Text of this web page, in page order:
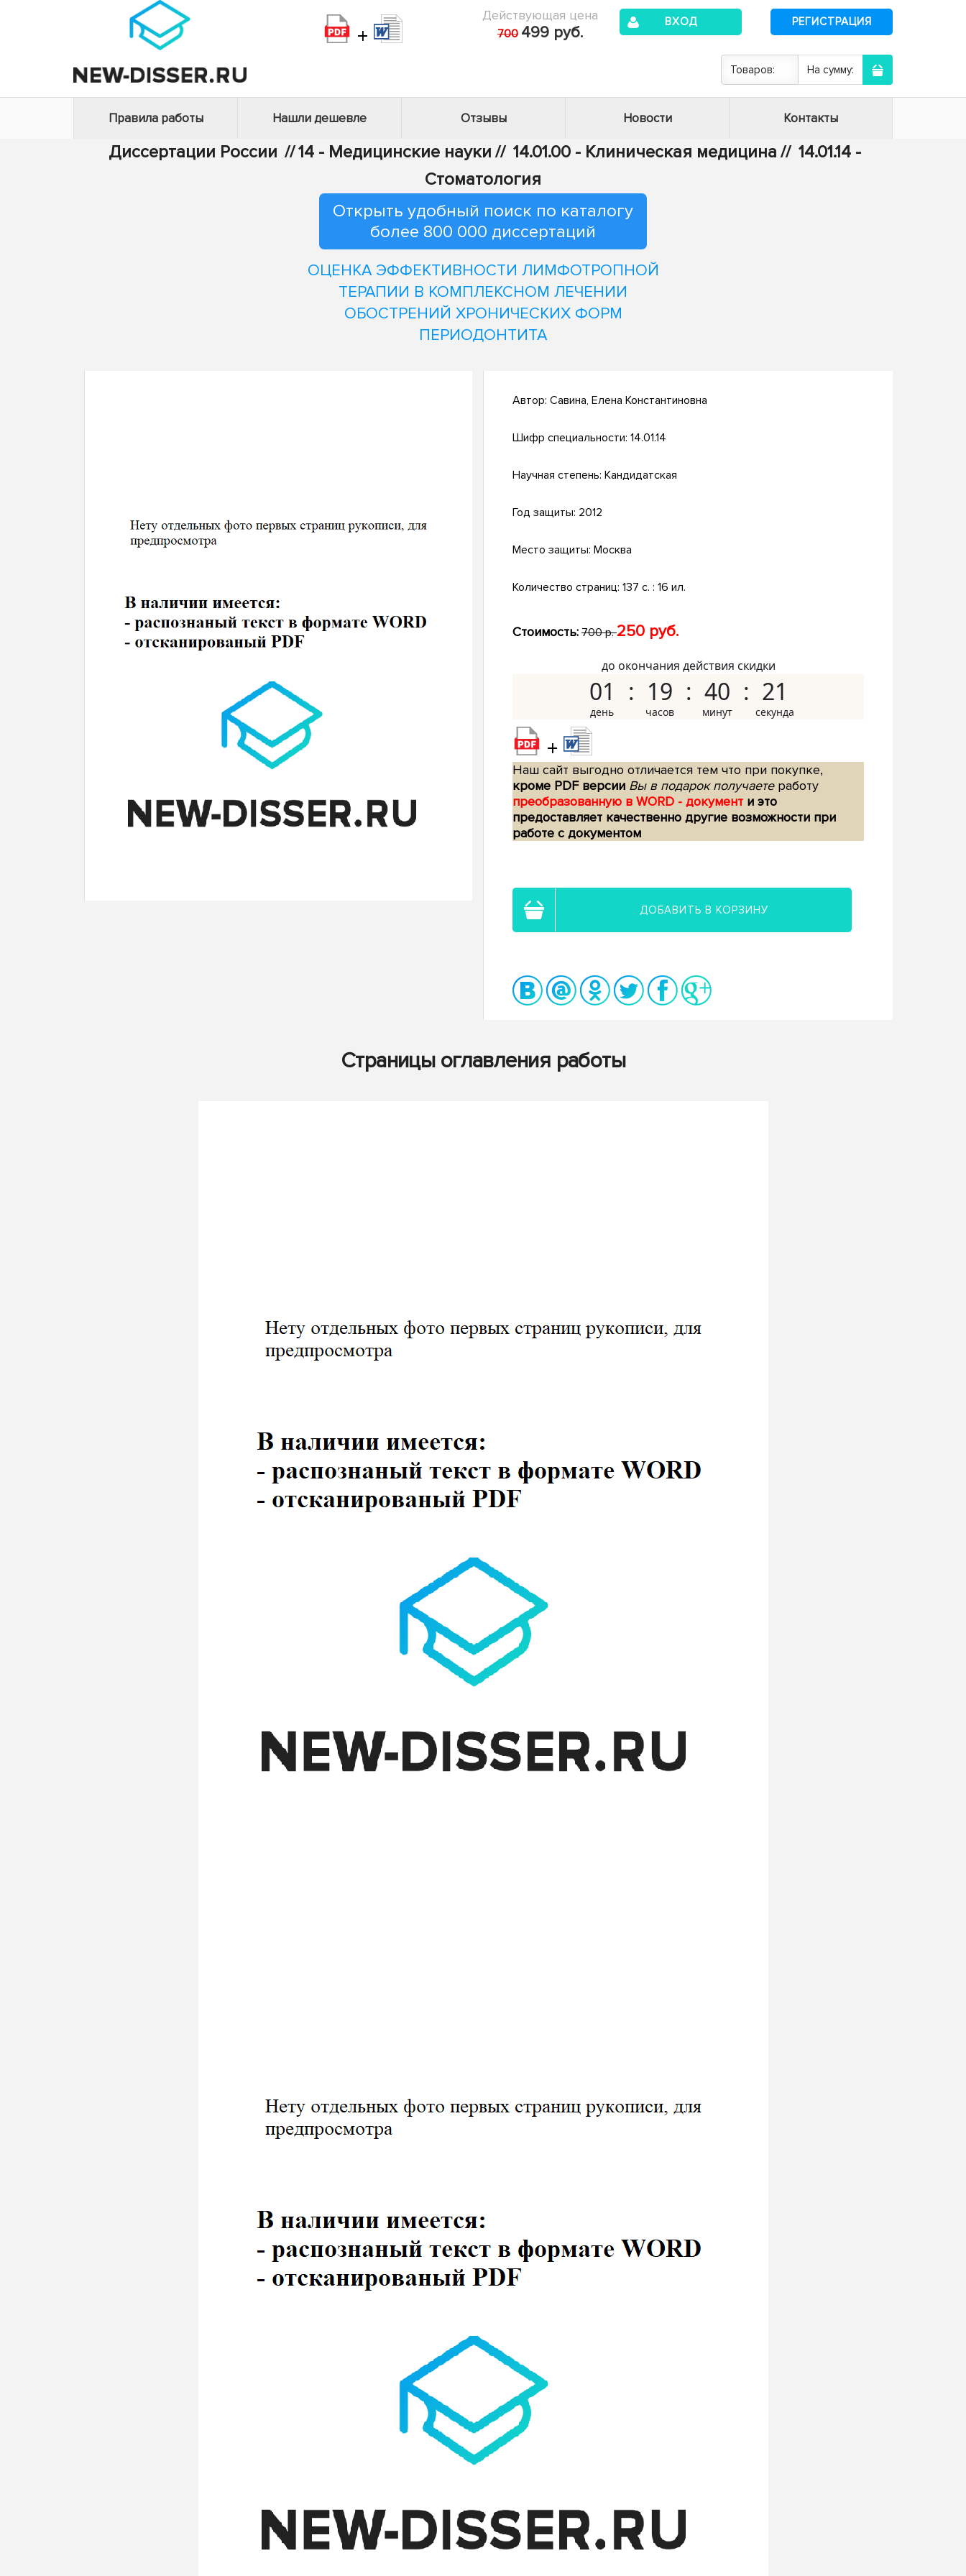
+
Действующая цена
700 499 руб.
ВХОД РЕГИСТРАЦИЯ
Товаров: На сумму:
Правила работы Нашли дешевле Отзывы Новости Контакты
Диссертации России //14 - Медицинские науки // 14.01.00 - Клиническая медицина // 14.01.14 -
Стоматология
Открыть удобный поиск по каталогу
более 800 000 диссертаций
ОЦЕНКА ЭФФЕКТИВНОСТИ ЛИМФОТРОПНОЙ
ТЕРАПИИ В КОМПЛЕКСНОМ ЛЕЧЕНИИ
ОБОСТРЕНИЙ ХРОНИЧЕСКИХ ФОРМ
ПЕРИОДОНТИТА
Автор: Савина, Елена Константиновна
Шифр специальности: 14.01.14
Научная степень: Кандидатская
Год защиты: 2012
Место защиты: Москва
Количество страниц: 137 с. : 16 ил.
Стоимость: 700 р.250 руб.
до окончания действия скидки
01 19 40 20
+
Наш сайт выгодно отличается тем что при покупке,
кроме PDF версии Вы в подарок получаетеработу
преобразованную в WORD - документ и это
предоставляет качественно другие возможности при
работе с документом
ДОБАВИТЬ В КОРЗИНУ
Страницы оглавления работы